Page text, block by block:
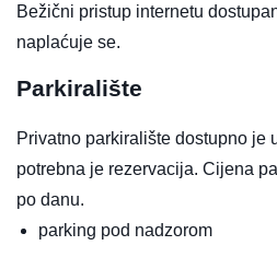
Bežični pristup internetu
naplaćuje se.
Parkiralište
Privatno parkiralište dostupno je
potrebna je rezervacija. Cijena
po danu.
parking pod nadzorom